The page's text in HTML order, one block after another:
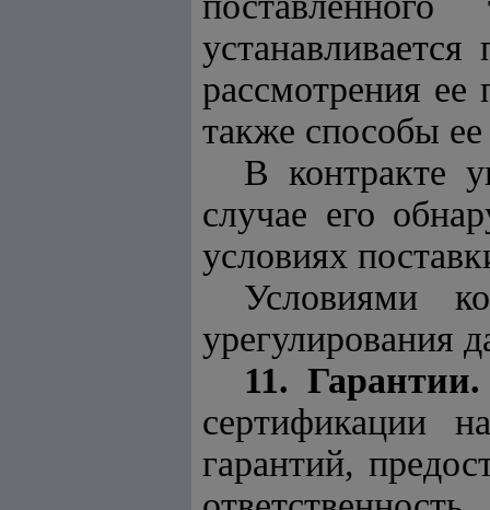
рассмотрения
также способы
В контракте
случае его
условиях
Условиями
урегулирования
11. Гарантии.
сертификации
гарантий,